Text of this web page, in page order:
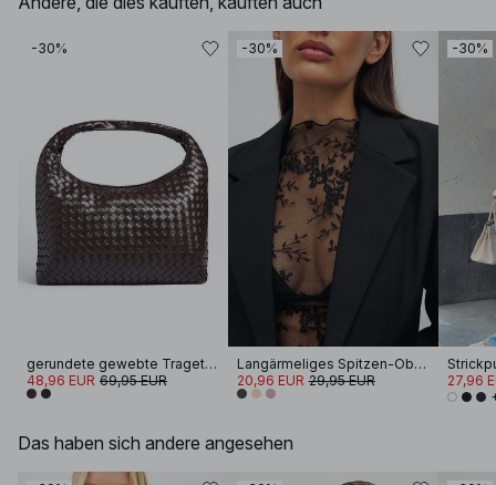
-30%
gerundete gewebte Tragetasche
48,96 EUR 69,95 EUR
-30%
Langärmeliges Spitzen-Oberteil
20,96 EUR 29,95 EUR
-30%
27,96
Das haben sich andere angesehen